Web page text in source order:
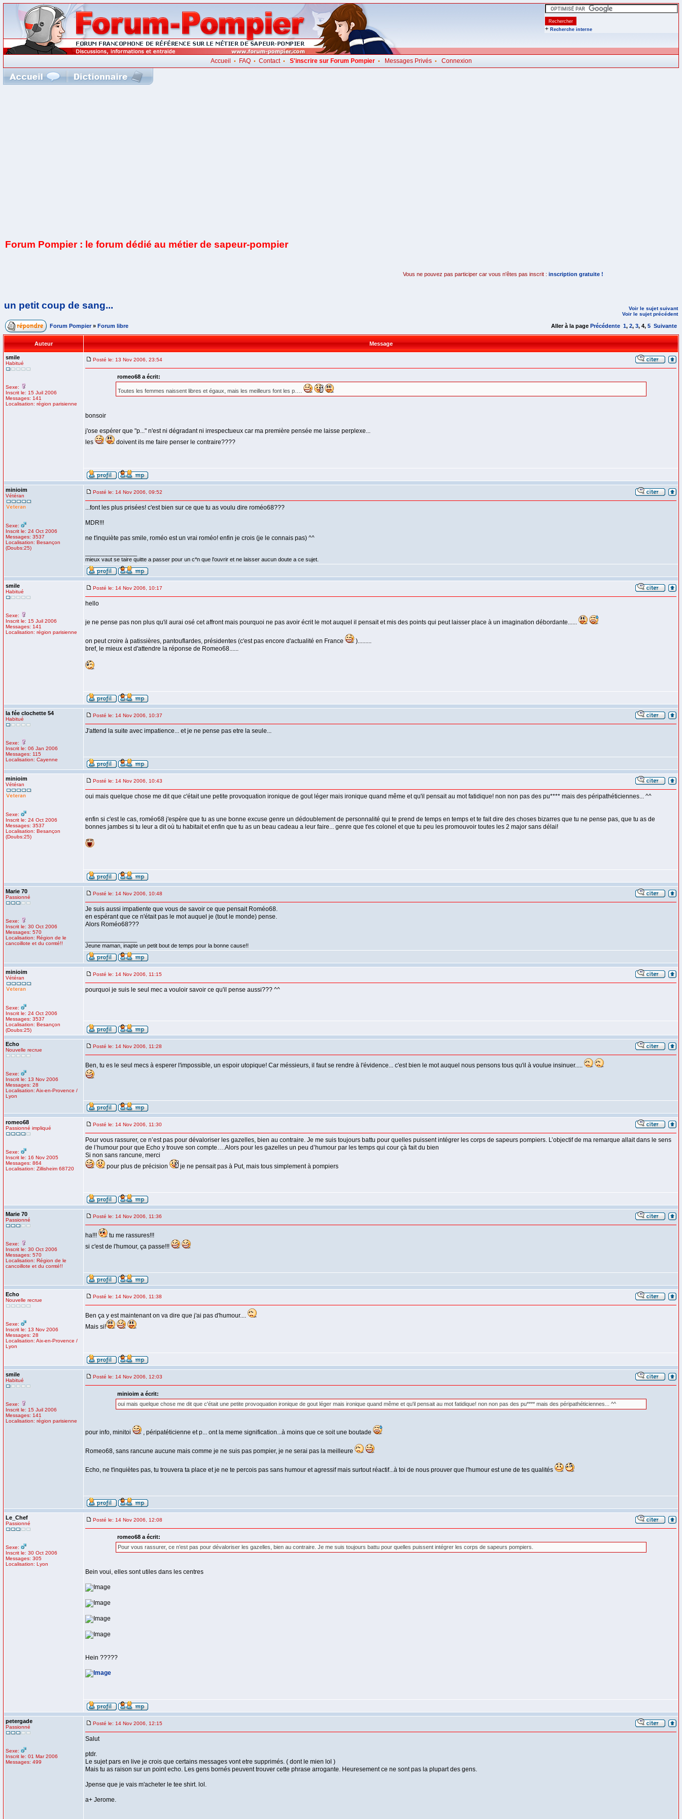
+ Recherche interne
Accueil • FAQ• Contact• S'inscrire sur Forum Pompier• Messages Privés• Connexion
Forum Pompier : le forum dédié au métier de sapeur-pompier
Vous ne pouvez pas participer car vous n'êtes pas inscrit : inscription gratuite !
un petit coup de sang...
Voir le sujet suivant
Voir le sujet précédent
Forum Pompier » Forum libre Aller à la page Précédente 1, 2, 3, 4, 5 Suivante
Auteur Message
smile
Habitué
Sexe:
Inscrit le: 15 Juil 2006
Messages: 141
Localisation: région parisienne
Posté le: 13 Nov 2006, 23:54
romeo68 a écrit:
Toutes les femmes naissent libres et égaux, mais les meilleurs font les p….
bonsoir
j'ose espérer que "p..." n'est ni dégradant ni irrespectueux car ma première pensée me laisse perplexe...
les
doivent ils me faire penser le contraire????
minioim
Vétéran
Sexe:
Inscrit le: 24 Oct 2006
Messages: 3537
Localisation: Besançon
(Doubs:25)
Posté le: 14 Nov 2006, 09:52
...font les plus prisées! c'est bien sur ce que tu as voulu dire roméo68???
MDR!!!
ne t'inquiète pas smile, roméo est un vrai roméo! enfin je crois (je le connais pas) ^^
mieux vaut se taire quitte a passer pour un c*n que l'ouvrir et ne laisser aucun doute a ce sujet.
smile
Habitué
Sexe:
Inscrit le: 15 Juil 2006
Messages: 141
Localisation: région parisienne
Posté le: 14 Nov 2006, 10:17
hello
je ne pense pas non plus qu'il aurai osé cet affront mais pourquoi ne pas avoir écrit le mot auquel il pensait et mis des points qui peut laisser place à un imagination débordante......
on peut croire à patissières, pantouflardes, présidentes (c'est pas encore d'actualité en France
).........
bref, le mieux est d'attendre la réponse de Romeo68......
la fée clochette 54
Habitué
Sexe:
Inscrit le: 06 Jan 2006
Messages: 115
Localisation: Cayenne
Posté le: 14 Nov 2006, 10:37
J'attend la suite avec impatience... et je ne pense pas etre la seule...
minioim
Vétéran
Sexe:
Inscrit le: 24 Oct 2006
Messages: 3537
Localisation: Besançon
(Doubs:25)
Posté le: 14 Nov 2006, 10:43
oui mais quelque chose me dit que c'était une petite provoquation ironique de gout léger mais ironique quand même et qu'il pensait au mot fatidique! non non pas des pu**** mais des péripathéticiennes... ^^
enfin si c'est le cas, roméo68 j'espère que tu as une bonne excuse genre un dédoublement de personnalité qui te prend de temps en temps et te fait dire des choses bizarres que tu ne pense pas, que tu as de
bonnes jambes si tu leur a dit où tu habitait et enfin que tu as un beau cadeau a leur faire... genre que t'es colonel et que tu peu les promouvoir toutes les 2 major sans délai!
Marie 70
Passionné
Sexe:
Inscrit le: 30 Oct 2006
Messages: 570
Localisation: Région de le
cancoillote et du comté!!
Posté le: 14 Nov 2006, 10:48
Je suis aussi impatiente que vous de savoir ce que pensait Roméo68.
en espérant que ce n'était pas le mot auquel je (tout le monde) pense.
Alors Roméo68???
Jeune maman, inapte un petit bout de temps pour la bonne cause!!
minioim
Vétéran
Sexe:
Inscrit le: 24 Oct 2006
Messages: 3537
Localisation: Besançon
(Doubs:25)
Posté le: 14 Nov 2006, 11:15
pourquoi je suis le seul mec a vouloir savoir ce qu'il pense aussi??? ^^
Echo
Nouvelle recrue
Sexe:
Inscrit le: 13 Nov 2006
Messages: 28
Localisation: Aix-en-Provence /
Lyon
Posté le: 14 Nov 2006, 11:28
Ben, tu es le seul mecs à esperer l'impossible, un espoir utopique! Car méssieurs, il faut se rendre à l'évidence... c'est bien le mot auquel nous pensons tous qu'il à voulue insinuer.....
romeo68
Passionné impliqué
Sexe:
Inscrit le: 16 Nov 2005
Messages: 864
Localisation: Zillisheim 68720
Posté le: 14 Nov 2006, 11:30
Pour vous rassurer, ce n’est pas pour dévaloriser les gazelles, bien au contraire. Je me suis toujours battu pour quelles puissent intégrer les corps de sapeurs pompiers. L’objectif de ma remarque allait dans le sens
de l’humour pour que Echo y trouve son compte….Alors pour les gazelles un peu d’humour par les temps qui cour çà fait du bien
Si non sans rancune, merci
pour plus de précision
je ne pensait pas à Put, mais tous simplement à pompiers
Marie 70
Passionné
Sexe:
Inscrit le: 30 Oct 2006
Messages: 570
Localisation: Région de le
cancoillote et du comté!!
Posté le: 14 Nov 2006, 11:36
ha!!!
tu me rassures!!!
si c'est de l'humour, ça passe!!!
Echo
Nouvelle recrue
Sexe:
Inscrit le: 13 Nov 2006
Messages: 28
Localisation: Aix-en-Provence /
Lyon
Posté le: 14 Nov 2006, 11:38
Ben ça y est maintenant on va dire que j'ai pas d'humour....
Mais si!
smile
Habitué
Sexe:
Inscrit le: 15 Juil 2006
Messages: 141
Localisation: région parisienne
Posté le: 14 Nov 2006, 12:03
minioim a écrit:
oui mais quelque chose me dit que c'était une petite provoquation ironique de gout léger mais ironique quand même et qu'il pensait au mot fatidique! non non pas des pu**** mais des péripathéticiennes... ^^
pour info, minitoi , péripatéticienne et p... ont la meme signification...à moins que ce soit une boutade
Romeo68, sans rancune aucune mais comme je ne suis pas pompier, je ne serai pas la meilleure
Echo, ne t'inquiètes pas, tu trouvera ta place et je ne te percois pas sans humour et agressif mais surtout réactif...à toi de nous prouver que l'humour est une de tes qualités
Le_Chef
Passionné
Sexe:
Inscrit le: 30 Oct 2006
Messages: 305
Localisation: Lyon
Posté le: 14 Nov 2006, 12:08
romeo68 a écrit:
Pour vous rassurer, ce n’est pas pour dévaloriser les gazelles, bien au contraire. Je me suis toujours battu pour quelles puissent intégrer les corps de sapeurs pompiers.
Bein voui, elles sont utiles dans les centres
Hein ?????
petergade
Passionné
Sexe:
Inscrit le: 01 Mar 2006
Messages: 499
Posté le: 14 Nov 2006, 12:15
Salut
ptdr.
Le sujet pars en live je crois que certains messages vont etre supprimés. ( dont le mien lol )
Mais tu as raison sur un point echo. Les gens bornés peuvent trouver cette phrase arrogante. Heuresement ce ne sont pas la plupart des gens.
Jpense que je vais m'acheter le tee shirt. lol.
a+ Jerome.